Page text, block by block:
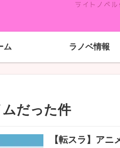
ム ラノベ情報
だった件
【転スラ】ア